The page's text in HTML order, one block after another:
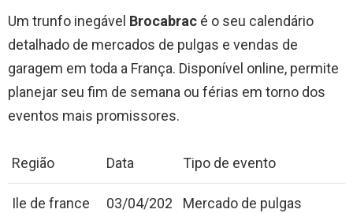
Um trunfo inegável Brocabrac é o seu calendário
detalhado de mercados de pulgas e vendas de
garagem em toda a França. Disponível online, permite
planejar seu fim de semana ou férias em torno dos
eventos mais promissores.
Região Data Tipo de evento
Ile de france 03/04/202 Mercado de pulgas